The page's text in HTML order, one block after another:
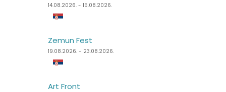
14.08.2026. - 15.08.2026.
Zemun Fest
19.08.2026. - 23.08.2026.
Art Front
21.08.2026. - 30.08.2026.
Sea Dance Festival
24.08.2026. - 27.08.2026.
Dimensions Festival